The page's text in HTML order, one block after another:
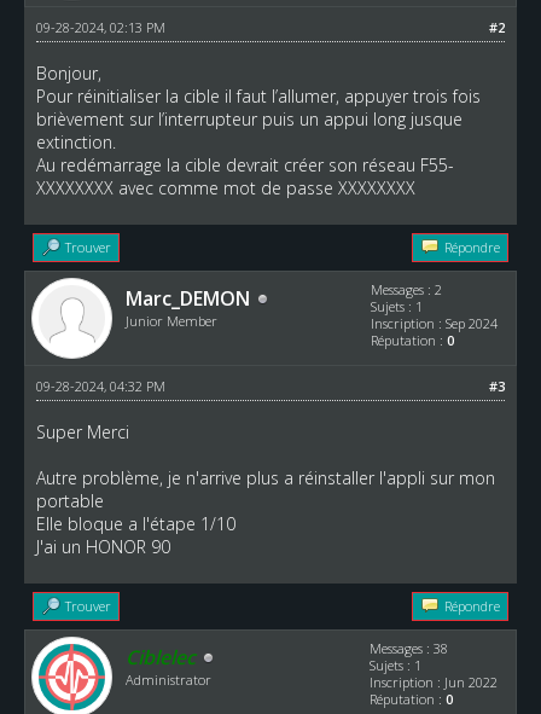
#2
09-28-2024, 02:13 PM
Bonjour,
Pour réinitialiser la cible il faut l’allumer, appuyer trois fois
brièvement sur l’interrupteur puis un appui long jusque
extinction.
Au redémarrage la cible devrait créer son réseau F55-
XXXXXXXX avec comme mot de passe XXXXXXXX
Trouver Répondre
Marc_DEMON
Junior Member
Messages : 2
Sujets : 1
Inscription : Sep 2024
Réputation : 0
#3
09-28-2024, 04:32 PM
Super Merci
Autre problème, je n'arrive plus a réinstaller l'appli sur mon
portable
Elle bloque a l'étape 1/10
J'ai un HONOR 90
Trouver Répondre
Ciblelec
Administrator
Messages : 38
Sujets : 1
Inscription : Jun 2022
Réputation : 0